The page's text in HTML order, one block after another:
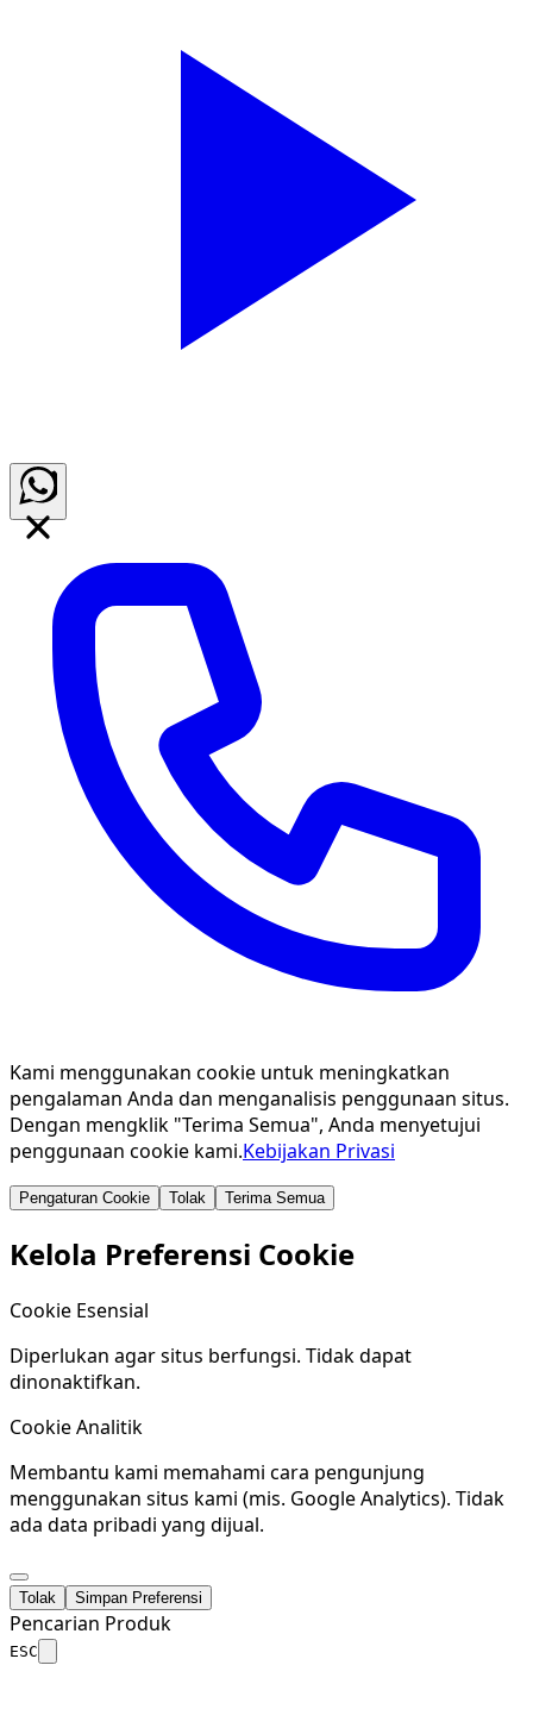
Kami menggunakan cookie untuk meningkatkan
pengalaman Anda dan menganalisis penggunaan situs.
Dengan mengklik "Terima Semua", Anda menyetujui
penggunaan cookie kami.Kebijakan Privasi
Pengaturan Cookie Tolak Terima Semua
Kelola Preferensi Cookie
Cookie Esensial
Diperlukan agar situs berfungsi. Tidak dapat
dinonaktifkan.
Cookie Analitik
Membantu kami memahami cara pengunjung
menggunakan situs kami (mis. Google Analytics). Tidak
ada data pribadi yang dijual.
Tolak Simpan Preferensi
Pencarian Produk
ESC